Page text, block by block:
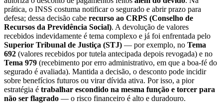
prática, o INSS costuma notificar o segurado e abrir prazo para
defesa; dessa decisão cabe recurso ao CRPS (Conselho de
Recursos da Previdência Social). A devolução de valores
recebidos indevidamente é tema complexo e já foi enfrentada pelo
Superior Tribunal de Justiça (STJ) — por exemplo, no Tema
692 (valores recebidos por tutela antecipada depois revogada) e no
Tema 979 (recebimento por erro administrativo, em que a boa-fé do
segurado é avaliada). Mantida a decisão, o desconto pode incidir
sobre benefícios futuros ou virar dívida ativa. Por isso, a pior
estratégia é trabalhar escondido na mesma função e torcer para
não ser flagrado — o risco financeiro é alto e duradouro.